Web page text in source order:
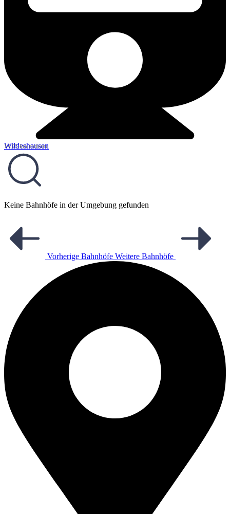
Wildeshausen
14,95 km entfernt
Keine Bahnhöfe in der Umgebung gefunden
Vorherige Bahnhöfe Weitere Bahnhöfe